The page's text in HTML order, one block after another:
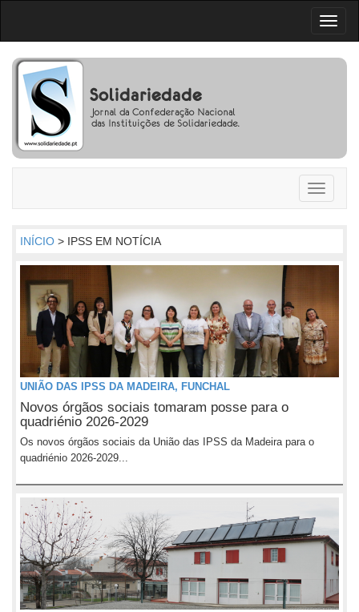
Toggle
INÍCIO > IPSS EM NOTÍCIA
UNIÃO DAS IPSS DA MADEIRA, FUNCHAL
Novos órgãos sociais tomaram posse para o
quadriénio 2026-2029
Os novos órgãos sociais da União das IPSS da Madeira para o
quadriénio 2026-2029...